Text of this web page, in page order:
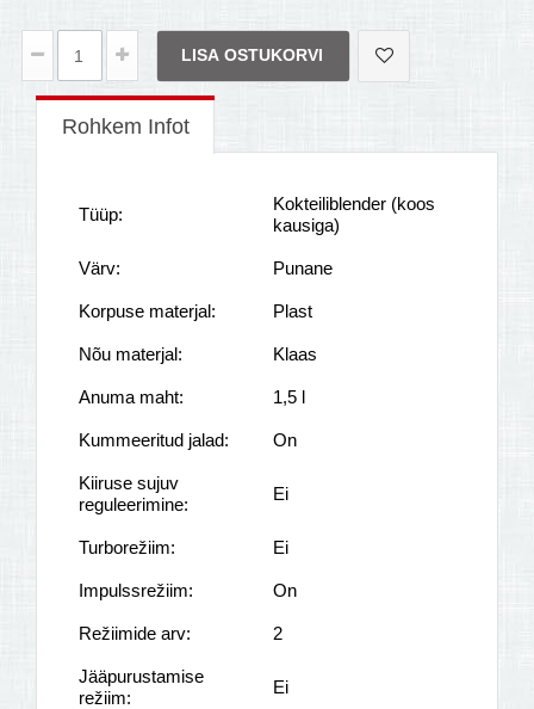
LISA OSTUKORVI
Rohkem Infot
Tüüp:
Kokteiliblender (koos
kausiga)
Värv: Punane
Korpuse materjal: Plast
Nõu materjal: Klaas
Anuma maht: 1,5 l
Kummeeritud jalad: On
Kiiruse sujuv
reguleerimine:
Ei
Turborežiim: Ei
Impulssrežiim: On
Režiimide arv: 2
Jääpurustamise
režiim:
Ei